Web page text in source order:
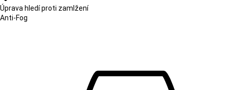
Úprava hledí proti zamlžení
Anti-Fog